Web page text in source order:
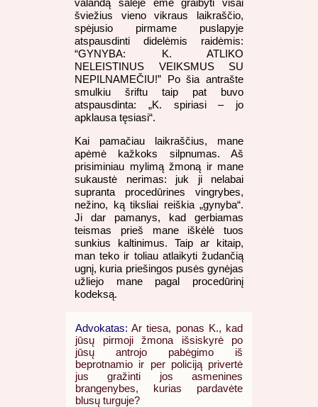
šviežius vieno vikraus laikraščio,
spėjusio pirmame puslapyje
atspausdinti didelėmis raidėmis:
“GYNYBA: K. ATLIKO
NELEISTINUS VEIKSMUS SU
NEPILNAMEČIU!” Po šia antrašte
smulkiu šriftu taip pat buvo
atspausdinta: „K. spiriasi – jo
apklausa tęsiasi“.
Kai pamačiau laikraščius, mane
apėmė kažkoks silpnumas. Aš
prisiminiau mylimą žmoną ir mane
sukaustė nerimas: juk ji nelabai
supranta procedūrines vingrybes,
nežino, ką tiksliai reiškia „gynyba“.
Ji dar pamanys, kad gerbiamas
teismas prieš mane iškėlė tuos
sunkius kaltinimus. Taip ar kitaip,
man teko ir toliau atlaikyti žudančią
ugnį, kuria priešingos pusės gynėjas
užliejo mane pagal procedūrinį
kodeksą.
Advokatas: Ar tiesa, ponas K., kad
jūsų pirmoji žmona išsiskyrė po
jūsų antrojo pabėgimo iš
beprotnamio ir per policiją privertė
jus gražinti jos asmenines
brangenybes, kurias pardavėte
blusų turguje?